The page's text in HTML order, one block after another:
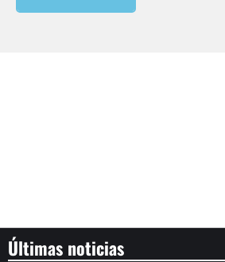
Últimas noticias